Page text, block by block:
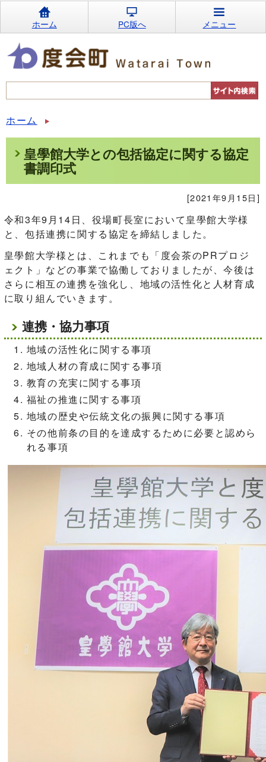
ホーム PC版へ メニュー
ホーム
皇學館大学との包括協定に関する協定
書調印式
[2021年9月15日]
令和3年9月14日、役場町長室において皇學館大学様
と、包括連携に関する協定を締結しました。
皇學館大学様とは、これまでも「度会茶のPRプロジ
ェクト」などの事業で協働しておりましたが、今後は
さらに相互の連携を強化し、地域の活性化と人材育成
に取り組んでいきます。
連携・協力事項
地域の活性化に関する事項
地域人材の育成に関する事項
教育の充実に関する事項
福祉の推進に関する事項
地域の歴史や伝統文化の振興に関する事項
その他前条の目的を達成するために必要と認めら
れる事項